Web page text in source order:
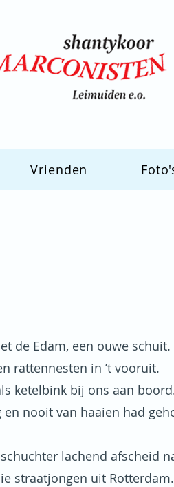
Vrienden
de Edam, een ouwe schuit.
rattennesten in ’t vooruit.
ketelbink bij ons aan
en nooit van haaien had
lachend afscheid
straatjongen uit Rotterdam.